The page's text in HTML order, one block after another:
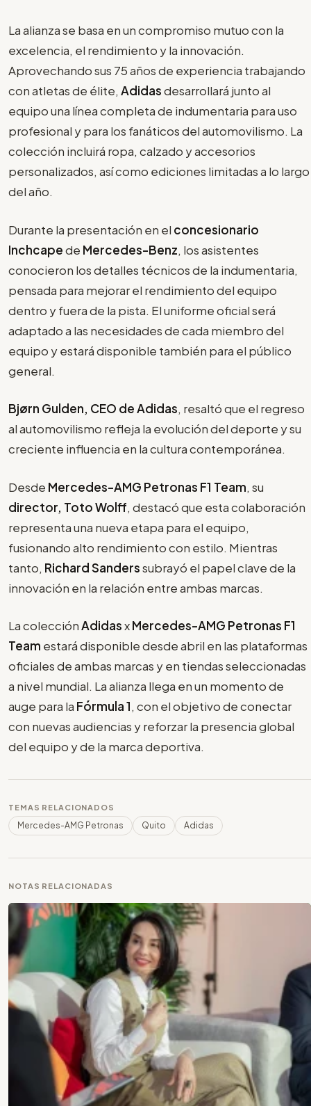
La alianza se basa en un compromiso mutuo con la
excelencia, el rendimiento y la innovación.
Aprovechando sus 75 años de experiencia trabajando
con atletas de élite, Adidasdesarrollará junto al
equipo una línea completa de indumentaria para uso
profesional y para los fanáticos del automovilismo. La
colección incluirá ropa, calzado y accesorios
personalizados, así como ediciones limitadas a lo largo
del año.
Durante la presentación en el concesionario
Inchcapede Mercedes-Benz, los asistentes
conocieron los detalles técnicos de la indumentaria,
pensada para mejorar el rendimiento del equipo
dentro y fuera de la pista. El uniforme oficial será
adaptado a las necesidades de cada miembro del
equipo y estará disponible también para el público
general.
Bjørn Gulden, CEO de Adidas, resaltó que el regreso
al automovilismo refleja la evolución del deporte y su
creciente influencia en la cultura contemporánea.
Desde Mercedes-AMG Petronas F1 Team, su
director, Toto Wolff, destacó que esta colaboración
representa una nueva etapa para el equipo,
fusionando alto rendimiento con estilo. Mientras
tanto, Richard Sanderssubrayó el papel clave de la
innovación en la relación entre ambas marcas.
La colecciónAdidasxMercedes-AMG Petronas F1
Team estará disponible desde abril en las plataformas
oficiales de ambas marcas y en tiendas seleccionadas
a nivel mundial. La alianza llega en un momento de
auge para la Fórmula 1, con el objetivo de conectar
con nuevas audiencias y reforzar la presencia global
del equipo y de la marca deportiva.
TEMAS RELACIONADOS
Mercedes-AMG Petronas Quito Adidas
NOTAS RELACIONADAS